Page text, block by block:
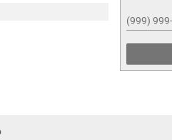
(999)